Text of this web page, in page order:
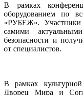
В рамках
оборудованием по
«РУБЕЖ». Участники
самими
безопасности и
от специалистов.
В рамках
Дворец Мира и